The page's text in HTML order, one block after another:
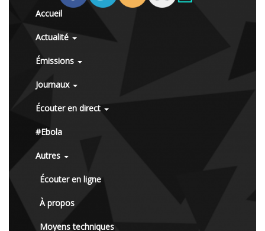
Accueil
Actualité
Émissions
Journaux
Écouter en direct
#Ebola
Autres
Écouter en ligne
À propos
Moyens techniques